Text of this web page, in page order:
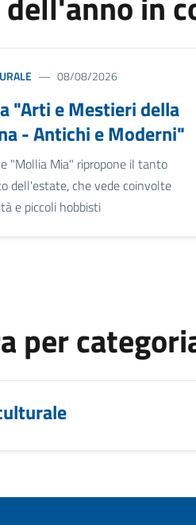
08/08/2026
"Arti e Mestieri della
- Antichi e Moderni"
"Mollia Mia" ripropone il tanto
dell'estate, che vede coinvolte
e piccoli hobbisti
per